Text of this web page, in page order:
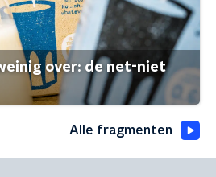
over: de net-niet
Alle fragmenten